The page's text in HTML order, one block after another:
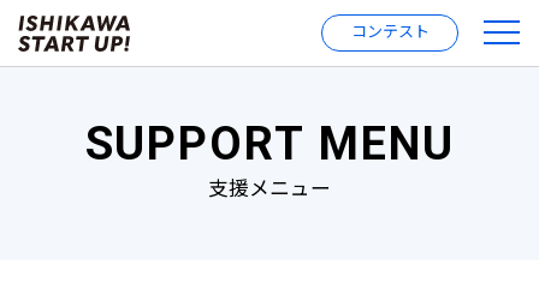
コンテスト
SUPPORT MENU
支援メニュー